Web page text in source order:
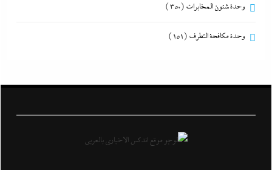
وحدة شئون المخابرات (350)
وحدة مكافحة التطرف (151)